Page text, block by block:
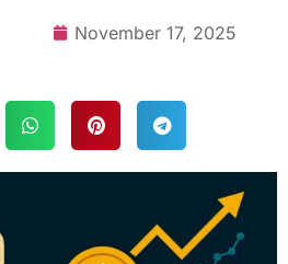
November 17, 2025